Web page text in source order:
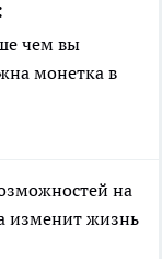
чем вы
монетка в
на
изменит жизнь